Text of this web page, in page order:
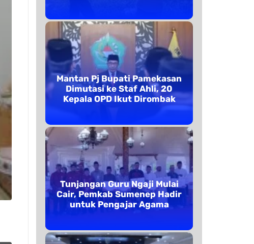
Mantan Pj Bupati Pamekasan
Dimutasi ke Staf Ahli, 20
Kepala OPD Ikut Dirombak
Tunjangan Guru Ngaji Mulai
Cair, Pemkab Sumenep Hadir
untuk Pengajar Agama